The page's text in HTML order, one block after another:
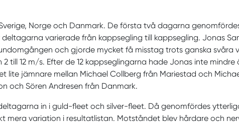
Norge och Danmark. De första två dagarna
varierade från kappsegling till kappsegling. Jonas
och gjorde mycket få misstag trots ganska svåra
till 12 m/s. Efter de 12 kappseglingarna hade Jonas inte mindre
lite jämnare mellan Michael Collberg från Mariestad och
och Sören Andresen från Danmark.
in i guld-fleet och silver-fleet. Då genomfördes
mera variation i resultatlistan. Motståndet blev hårdare och